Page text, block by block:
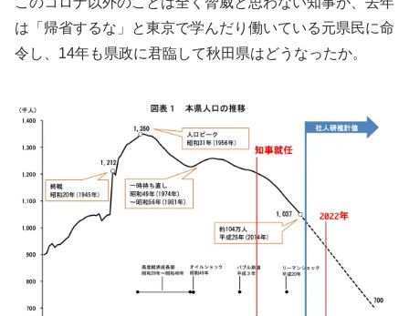
は「帰省するな」と東京で学んだり働いている元県民に命
令し、14年も県政に君臨して秋田県はどうなったか。